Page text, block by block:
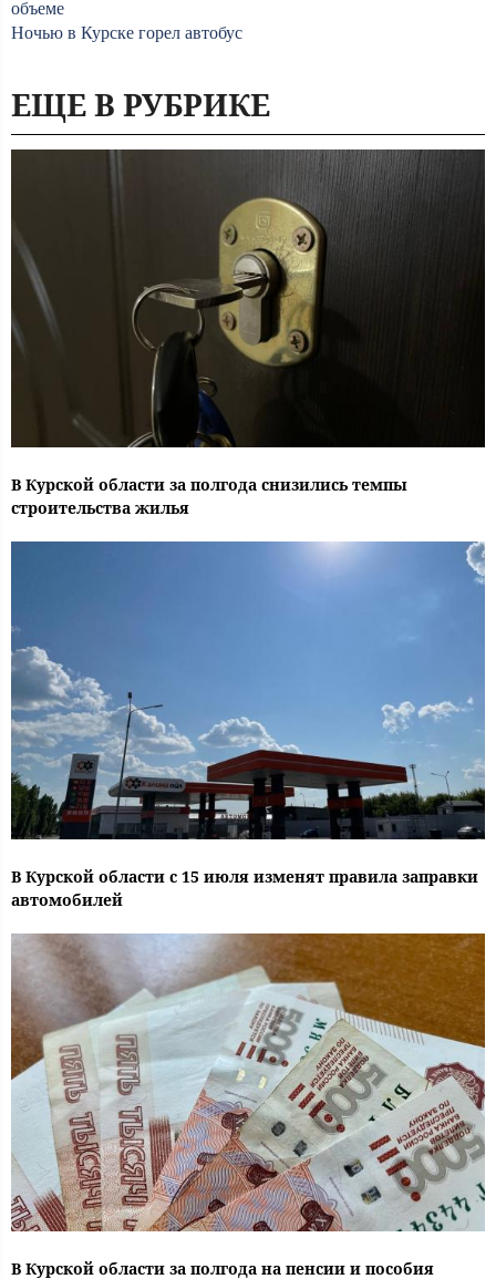
объеме
Ночью в Курске горел автобус
ЕЩЕ В РУБРИКЕ
В Курской области за полгода снизились темпы
строительства жилья
В Курской области с 15 июля изменят правила заправки
автомобилей
В Курской области за полгода на пенсии и пособия